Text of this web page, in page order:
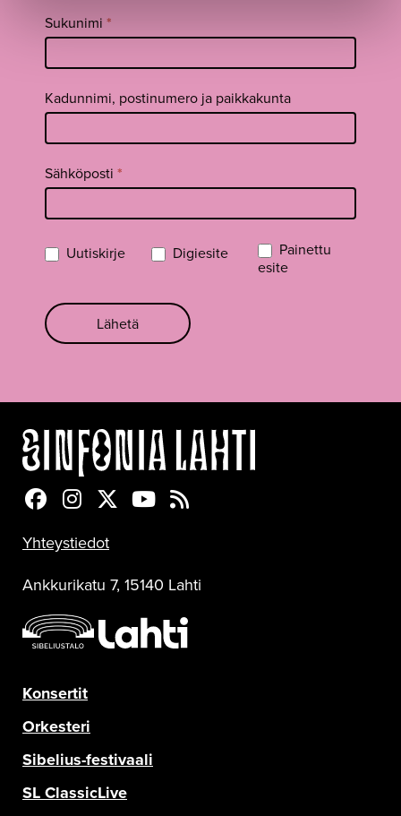
Sukunimi *
Kadunnimi, postinumero ja paikkakunta
Sähköposti *
Uutiskirje Digiesite
Painettu
esite
Lähetä
Sinfonia Lahti Facebookissa
Sinfonia Lahti Instagramissa
Sinfonia Lahti Twitterissä
Sinfonia Lahti YouTubessa
Sinfonia Lahti RSS-feed
Yhteystiedot
Ankkurikatu 7, 15140 Lahti
Konsertit
Orkesteri
Sibelius-festivaali
SL ClassicLive